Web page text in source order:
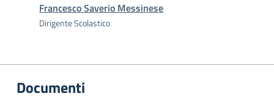
Francesco Saverio Messinese
Dirigente Scolastico
Documenti